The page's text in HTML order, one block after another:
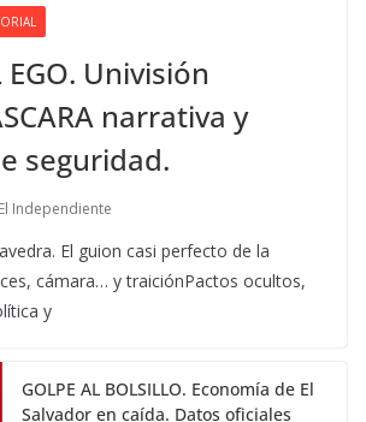
EGO. Univisión
narrativa y
seguridad.
El Independiente
El guion casi perfecto de la
cámara… y traiciónPactos ocultos,
y
GOLPE AL BOLSILLO. Economía de El
Salvador en caída. Datos oficiales